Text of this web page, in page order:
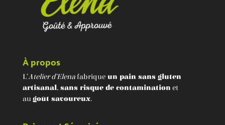
À propos
L’Atelier d’Elenafabriqueun pain sans gluten
artisanal, sans risque de contaminationet
au goût savoureux.